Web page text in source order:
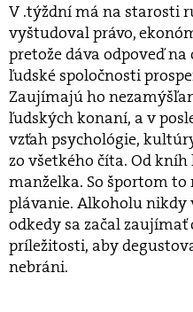
V .týždní má na starosti
vyštudoval právo,
pretože dáva odpoveď
ľudské spoločnosti
Zaujímajú ho
ľudských konaní, a v
vzťah psychológie,
zo všetkého číta. Od
manželka. So športom
plávanie. Alkoholu nikdy
odkedy sa začal
príležitosti, aby
nebráni.